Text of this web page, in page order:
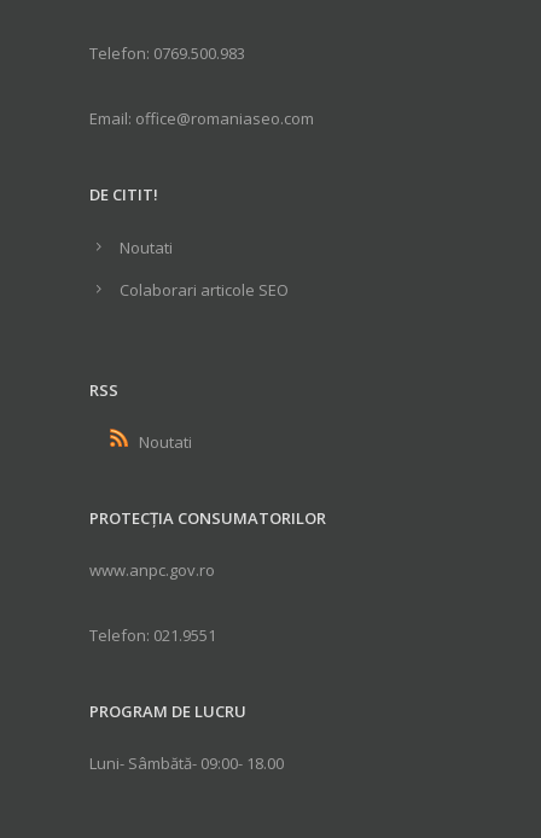
Telefon: 0769.500.983
Email: office@romaniaseo.com
DE CITIT!
Noutati
Colaborari articole SEO
RSS
Noutati
PROTECȚIA CONSUMATORILOR
www.anpc.gov.ro
Telefon: 021.9551
PROGRAM DE LUCRU
Luni- Sâmbătă- 09:00- 18.00